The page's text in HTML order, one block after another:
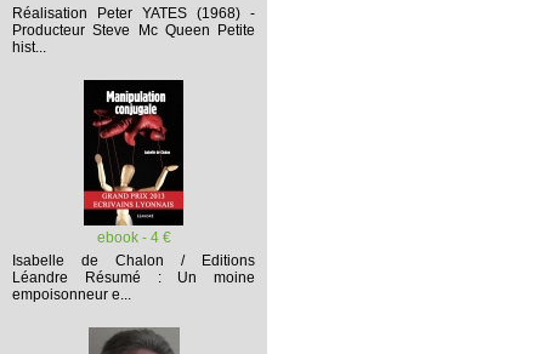
Réalisation Peter YATES (1968) -
Producteur Steve Mc Queen
Petite
hist...
ebook - 4 €
Isabelle de Chalon / Editions
Léandre
Résumé :
Un moine
empoisonneur e...